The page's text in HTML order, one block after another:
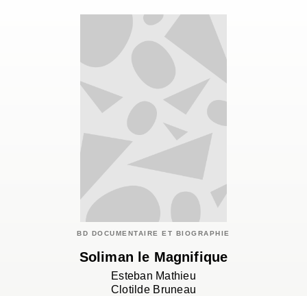
BD DOCUMENTAIRE ET BIOGRAPHIE
Soliman le Magnifique
Esteban Mathieu
Clotilde Bruneau